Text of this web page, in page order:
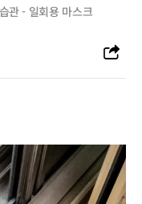
관 - 일회용 마스크